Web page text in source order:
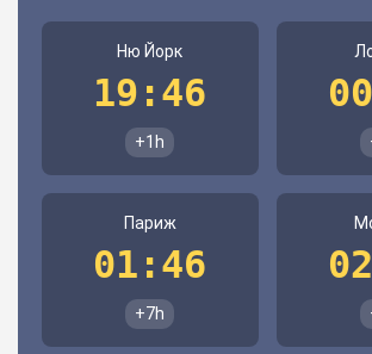
Ню Йорк
19:46
+1h
Париж
01:46
+7h